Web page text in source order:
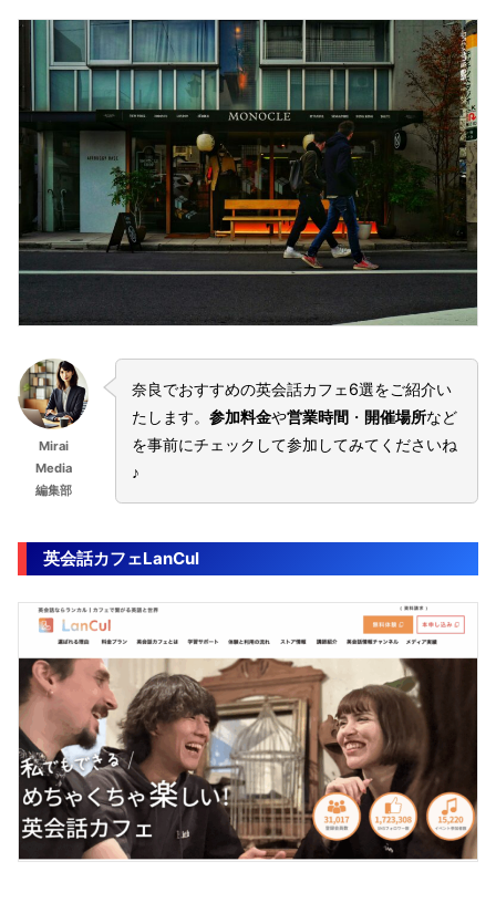
Mirai
Media
編集部
奈良でおすすめの英会話カフェ6選をご紹介い
たします。参加料金や営業時間 ・ 開催場所など
を事前にチェックして参加してみてくださいね
♪
英会話カフェLanCul